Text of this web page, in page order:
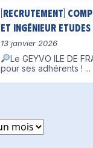
[Recrutement]
et Ingénieur Etudes
13 janvier 2026
Le GEYVO ILE DE
pour ses adhérents ! ...